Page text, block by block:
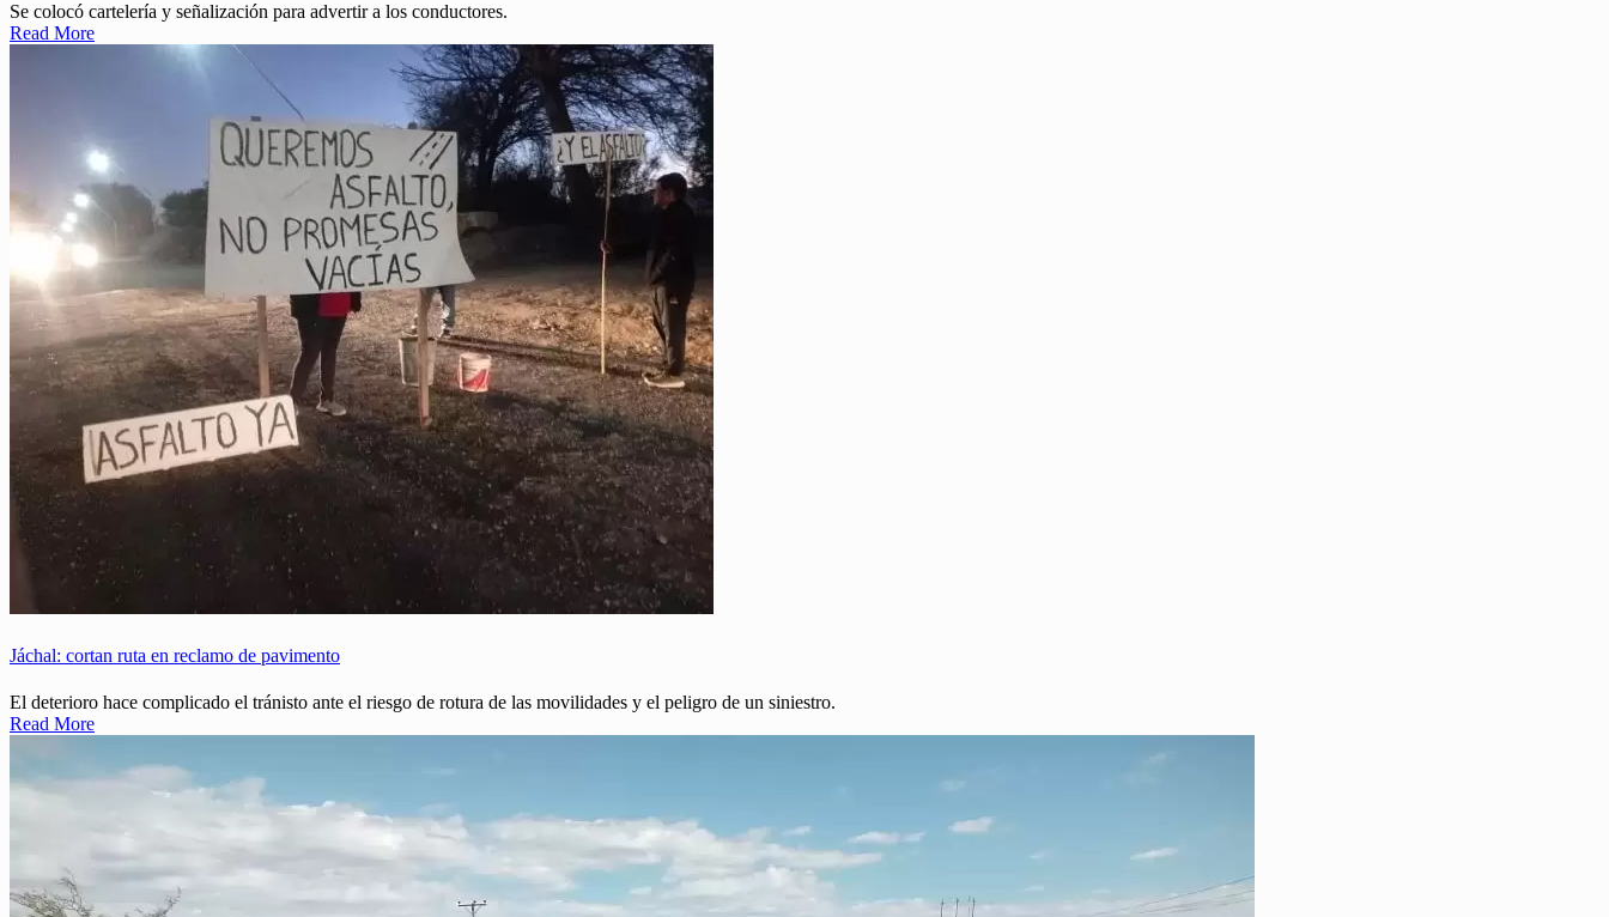
Se colocó cartelería y señalización para advertir a los conductores.
Read More
Jáchal: cortan ruta en reclamo de pavimento
El deterioro hace complicado el tránisto ante el riesgo de rotura de las movilidades y el peligro de un siniestro.
Read More